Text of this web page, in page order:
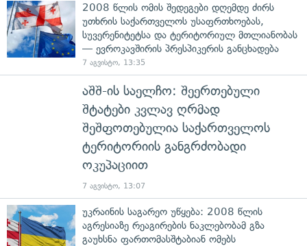
2008 წლის ომის შედეგები დღემდე ძირს
უთხრის საქართველოს უსაფრთხოებას,
სუვერენიტეტსა და ტერიტორიულ მთლიანობას
— ევროკავშირის პრესპიკერის განცხადება
7 აგვისტო, 13:35
აშშ-ის საელჩო: შეერთებული
შტატები კვლავ ღრმად
შეშფოთებულია საქართველოს
ტერიტორიის განგრძობადი
ოკუპაციით
7 აგვისტო, 13:07
უკრაინის საგარეო უწყება: 2008 წლის
აგრესიაზე რეაგირების ნაკლებობამ გზა
გაუხსნა ფართომასშტაბიან ომებს